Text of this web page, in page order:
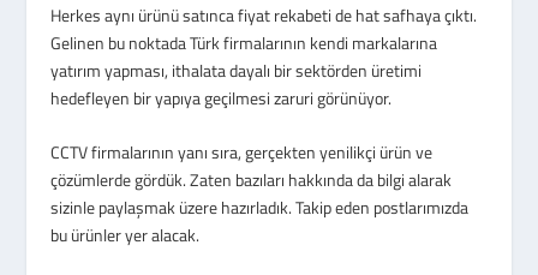
Herkes aynı ürünü satınca fiyat rekabeti de hat safhaya çıktı.
Gelinen bu noktada Türk firmalarının kendi markalarına
yatırım yapması, ithalata dayalı bir sektörden üretimi
hedefleyen bir yapıya geçilmesi zaruri görünüyor.
CCTV firmalarının yanı sıra, gerçekten yenilikçi ürün ve
çözümlerde gördük. Zaten bazıları hakkında da bilgi alarak
sizinle paylaşmak üzere hazırladık. Takip eden postlarımızda
bu ürünler yer alacak.